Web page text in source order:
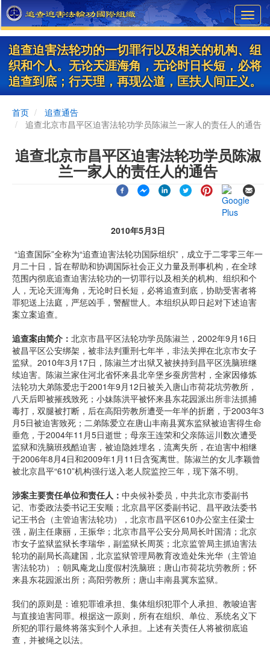
Skip
to
main
content
追查迫害法轮功的一切罪行以及相关的机构、组
织和个人。无论天涯海角，无论时日长短，必将
追查到底；行天理，再现公道，匡扶人间正义。
首页
追查通告
追查北京市昌平区迫害法轮功学员陈淑兰一家人的责任人的通告
追查北京市昌平区迫害法轮功学员陈淑
兰一家人的责任人的通告
2010年5月3日
“追查国际”全称为“追查迫害法轮功国际组织”，成立于二零零三年一
月二十日，旨在帮助和协调国际社会正义力量及刑事机构，在全球
范围内彻底追查迫害法轮功的一切罪行以及相关的机构、组织和个
人，无论天涯海角，无论时日长短，必将追查到底，协助受害者将
罪犯送上法庭，严惩凶手，警醒世人。本组织从即日起对下述迫害
案立案追查。
追查案由简介： 北京市昌平区法轮功学员陈淑兰，2002年9月16日
被昌平区公安绑架，被非法判重刑七年半，非法关押在北京市女子
监狱。2010年3月17日，陈淑兰才出狱又被挟持到昌平区洗脑班继
续迫害。陈淑兰家住河北省怀来县北辛堡乡蚕房营村，全家因修炼
法轮功大弟陈爱忠于2001年9月12日被关入唐山市荷花坑劳教所，
八天后即被摧残致死；小妹陈洪平被怀来县东花园派出所非法抓捕
毒打，双腿被打断，后在高阳劳教所遭受一年半的折磨，于2003年3
月5日被迫害致死；二弟陈爱立在唐山丰南县冀东监狱被迫害得生命
垂危，于2004年11月5日逝世；母亲王连荣和父亲陈运川数次遭受
监狱和洗脑班残酷迫害，被迫隐姓埋名，流离失所，在迫害中相继
于2006年8月4日和2009年1月11日含冤离世。陈淑兰的女儿李颖曾
被北京昌平“610”机构强行送入老人院监控三年，现下落不明。
涉案主要责任单位和责任人： 中央候补委员，中共北京市委副书
记、市委政法委书记王安顺；北京昌平区委副书记、昌平政法委书
记王书合（主管迫害法轮功），北京市昌平区610办公室主任梁士
强，副主任康丽，王振华；北京市昌平公安分局局长叶国清；北京
市女子监狱监狱长李瑞华，副监狱长周英；北京监管局主抓迫害法
轮功的副局长高建国，北京监狱管理局教育改造处朱光华（主管迫
害法轮功）；朝凤庵龙山度假村洗脑班；唐山市荷花坑劳教所；怀
来县东花园派出所；高阳劳教所；唐山丰南县冀东监狱。
我们的原则是：谁犯罪谁承担、集体组织犯罪个人承担、教唆迫害
与直接迫害同罪。根据这一原则，所有在组织、单位、系统名义下
所犯的罪行最终将落实到个人承担。上述有关责任人将被彻底追
查，并被绳之以法。